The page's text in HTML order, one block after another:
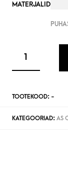
MATERJALID
TOOTEKOOD: -
KATEGOORIAD: AS